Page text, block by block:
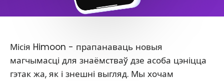
Місія Himoon - прапанаваць новыя
магчымасці для знаёмстваў дзе асоба цэніцца
гэтак жа, як і знешні выгляд. Мы хочам